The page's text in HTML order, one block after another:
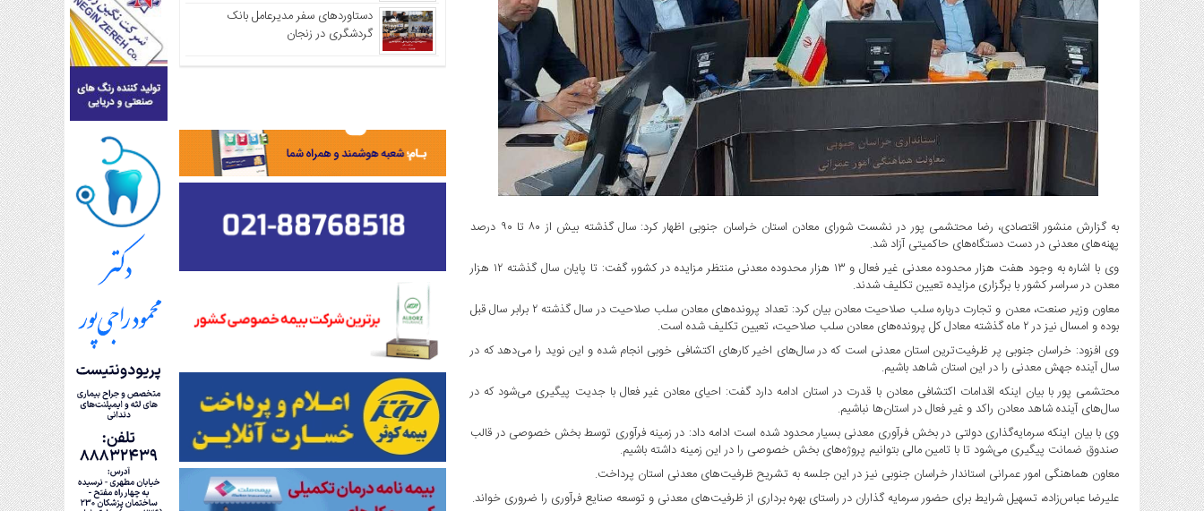
و
خودرو
استارت
آپ
و
فن
آوری
بانک
،
بیمه
و
ارز
دیجیتال
کشاورزی
و
صنایع
غذایی
سیاسی
و
بین
الملل
نگاه
روز
گوناگون
به گزارش منشور اقتصادی، رضا محتشمی‌ پور در نشست شورای معادن استان خراسان جنوبی اظهار کرد: سال گذشته بیش از ۸۰ تا ۹۰ درصد
پهنه‌های معدنی در دست دستگاه‌های حاکمیتی آزاد شد.
وی با اشاره به وجود هفت هزار محدوده معدنی غیر فعال و ۱۳ هزار محدوده معدنی منتظر مزایده در کشور، گفت: تا پایان سال گذشته ۱۲ هزار
معدن در سراسر کشور با برگزاری مزایده تعیین تکلیف شدند.
معاون وزیر صنعت، معدن و تجارت درباره سلب صلاحیت معادن بیان کرد: تعداد پرونده‌های معادن سلب صلاحیت در سال گذشته ۲ برابر سال قبل
بوده و امسال نیز در ۲ ماه گذشته معادل کل پرونده‌های معادن سلب صلاحیت، تعیین تکلیف شده است.
وی افزود: خراسان جنوبی پر ظرفیت‌ترین استان معدنی است که در سال‌های اخیر کارهای اکتشافی خوبی انجام شده و این نوید را می‌دهد که در
سال آینده جهش معدنی را در این استان شاهد باشیم.
محتشمی پور با بیان اینکه اقدامات اکتشافی معادن با قدرت در استان ادامه دارد گفت: احیای معادن غیر فعال با جدیت پیگیری می‌شود که در
سال‌های آینده شاهد معادن راکد و غیر فعال در استان‌ها نباشیم.
وی با بیان اینکه سرمایه‌گذاری دولتی در بخش فرآوری معدنی بسیار محدود شده است ادامه داد: در زمینه فرآوری توسط بخش خصوصی در قالب
صندوق ضمانت پیگیری می‌شود تا با تامین مالی بتوانیم پروژه‌های بخش خصوصی را در این زمینه داشته باشیم.
معاون هماهنگی امور عمرانی استاندار خراسان جنوبی نیز در این جلسه به تشریح ظرفیت‌های معدنی استان پرداخت.
علیرضا عباس‌زاده، تسهیل شرایط برای حضور سرمایه گذاران در راستای بهره‌ برداری از ظرفیت‌های معدنی و توسعه صنایع فرآوری را ضروری خواند.
دستاوردهای سفر مدیرعامل بانک
گردشگری در زنجان